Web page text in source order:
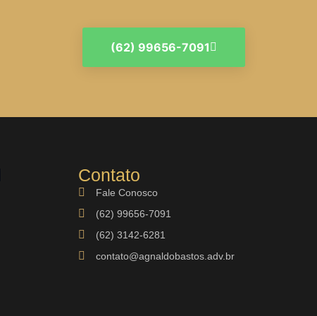
(62) 99656-7091
Contato
Fale Conosco
(62) 99656-7091
(62) 3142-6281
contato@agnaldobastos.adv.br